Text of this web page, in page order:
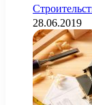
28.06.2019